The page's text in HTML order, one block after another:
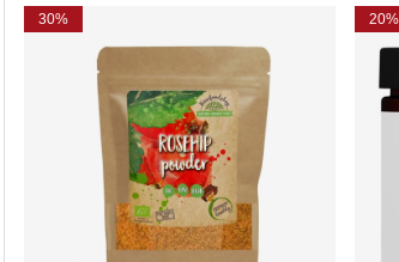
Produkter
30% 20%